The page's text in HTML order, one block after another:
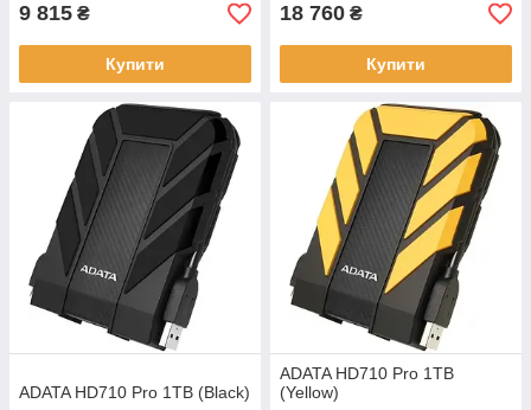
9 815 ₴
Купити
18 760 ₴
Купити
ADATA HD710 Pro 1TB (Black)
ADATA HD710 Pro 1TB
(Yellow)